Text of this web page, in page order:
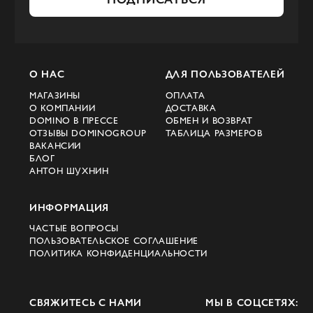
в мире.
материалов животного происхождения,
но это не относится к шерсти бренда
Loro Piana. Чтобы производить
высококачественную шерсть, компании
пришлось взять под защиту целое
поголовье таких редких животных, как
перуанские викуньи, которые в середине
прошлого века были практически
истреблены и считались вымирающим
видом.
охраняются на законодательном уровне, а
О НАС
МАГАЗИНЫ
О КОМПАНИИ
DOMINO В ПРЕССЕ
ОТЗЫВЫ DOMINOGROUP
ВАКАНСИИ
БЛОГ
АНТОН ШУХНИН
ДЛЯ ПОЛЬЗОВАТЕЛЕЙ
ОПЛАТА
ДОСТАВКА
ОБМЕН И ВОЗВРАТ
ТАБЛИЦА РАЗМЕРОВ
ИНФОРМАЦИЯ
ЧАСТЫЕ ВОПРОСЫ
ПОЛЬЗОВАТЕЛЬСКОЕ СОГЛАШЕНИЕ
ПОЛИТИКА КОНФИДЕНЦИАЛЬНОСТИ
СВЯЖИТЕСЬ С НАМИ МЫ В СОЦСЕТЯХ: